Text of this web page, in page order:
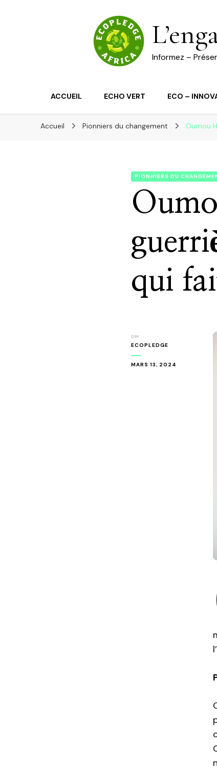
Informez –
ACCUEIL ECHO VERT ECO –
Accueil Pionniers du changement Oumou
PIONNIERS DU
qui
par
ECOPLEDGE
MARS 13, 2024